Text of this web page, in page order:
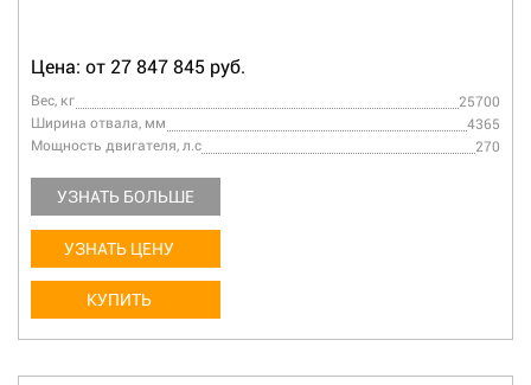
Цена: от 27 847 845 руб.
Вес, кг
25700
Ширина отвала, мм
4365
Мощность двигателя, л.с
270
УЗНАТЬ БОЛЬШЕ
УЗНАТЬ ЦЕНУ
КУПИТЬ